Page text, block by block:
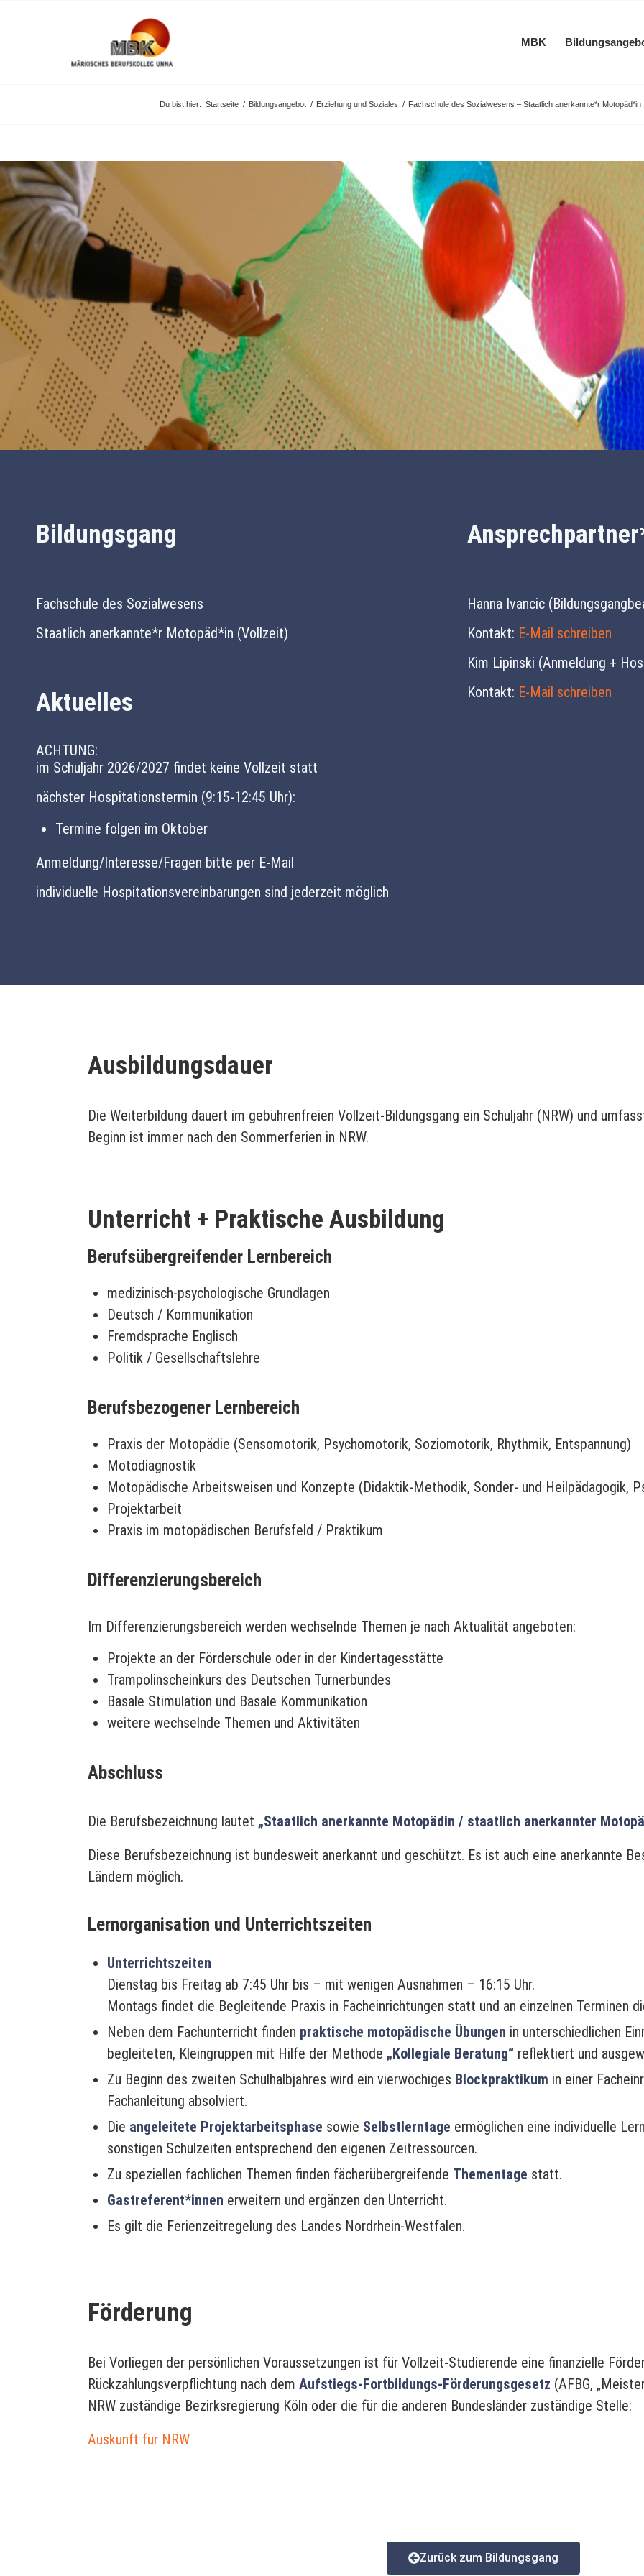
MBK
Du bist hier: Startseite / Bildungsangebot / Erziehung und Soziales / Fachschule des Sozialwesens – Staatlich anerkannte*r Motopäd*in
Bildungsgang
Fachschule des Sozialwesens
Staatlich anerkannte*r Motopäd*in (Vollzeit)
Aktuelles
ACHTUNG:
im Schuljahr 2026/2027 findet keine Vollzeit statt
nächster Hospitationstermin (9:15-12:45 Uhr):
Termine folgen im Oktober
Anmeldung/Interesse/Fragen bitte per E-Mail
individuelle Hospitationsvereinbarungen sind jederzeit möglich
Hanna Ivancic
Kontakt: E-Mail schreiben
Kim Lipinski (Anmeldung +
Kontakt: E-Mail schreiben
Ausbildungsdauer
Die Weiterbildung dauert im gebührenfreien Vollzeit-Bildungsgang ein Schuljahr (NRW) und
Beginn ist immer nach den Sommerferien in NRW.
Unterricht + Praktische Ausbildung
Berufsübergreifender Lernbereich
medizinisch-psychologische Grundlagen
Deutsch / Kommunikation
Fremdsprache Englisch
Politik / Gesellschaftslehre
Berufsbezogener Lernbereich
Praxis der Motopädie (Sensomotorik, Psychomotorik, Soziomotorik, Rhythmik, Entspannung)
Motodiagnostik
Motopädische Arbeitsweisen und Konzepte (Didaktik-Methodik, Sonder- und Heilpädagogik,
Projektarbeit
Praxis im motopädischen Berufsfeld / Praktikum
Differenzierungsbereich
Im Differenzierungsbereich werden wechselnde Themen je nach Aktualität angeboten:
Projekte an der Förderschule oder in der Kindertagesstätte
Trampolinscheinkurs des Deutschen Turnerbundes
Basale Stimulation und Basale Kommunikation
weitere wechselnde Themen und Aktivitäten
Abschluss
Die Berufsbezeichnung lautet „Staatlich anerkannte Motopädin / staatlich anerkannter
Diese Berufsbezeichnung ist bundesweit anerkannt und geschützt. Es ist auch eine anerkannte
Ländern möglich.
Lernorganisation und Unterrichtszeiten
Unterrichtszeiten
Dienstag bis Freitag ab 7:45 Uhr bis – mit wenigen Ausnahmen – 16:15 Uhr.
Montags findet die Begleitende Praxis in Facheinrichtungen statt und an einzelnen Terminen
Neben dem Fachunterricht finden praktische motopädische Übungen in unterschiedlichen
begleiteten, Kleingruppen mit Hilfe der Methode „Kollegiale Beratung“ reflektiert und
Zu Beginn des zweiten Schulhalbjahres wird ein vierwöchiges Blockpraktikum in einer
Fachanleitung absolviert.
Die angeleitete Projektarbeitsphase sowie Selbstlerntage ermöglichen eine individuelle
sonstigen Schulzeiten entsprechend den eigenen Zeitressourcen.
Zu speziellen fachlichen Themen finden fächerübergreifende Thementage statt.
Gastreferent*innen erweitern und ergänzen den Unterricht.
Es gilt die Ferienzeitregelung des Landes Nordrhein-Westfalen.
Förderung
Bei Vorliegen der persönlichen Voraussetzungen ist für Vollzeit-Studierende eine finanzielle
Rückzahlungsverpflichtung nach dem Aufstiegs-Fortbildungs-Förderungsgesetz (AFBG,
NRW zuständige Bezirksregierung Köln oder die für die anderen Bundesländer zuständige Stelle:
Auskunft für NRW
Zurück zum Bildungsgang